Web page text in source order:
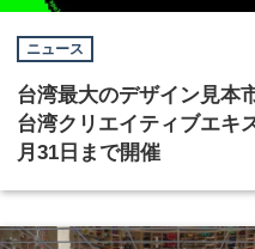
ニュース
台湾最大のデザイン見本
台湾クリエイティブエキ
月31日まで開催